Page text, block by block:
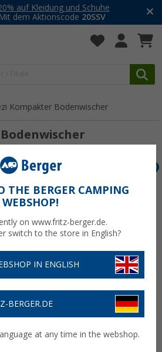
Kleidung und Schuhe
Aktionscode20SSV
Kompakter Bodenwischer
THE BERGER CAMPING
WEBSHOP!
on www.fritz-berger.de.
switch to the store in English?
IN ENGLISH
BERGER.DE
at any time in the webshop.